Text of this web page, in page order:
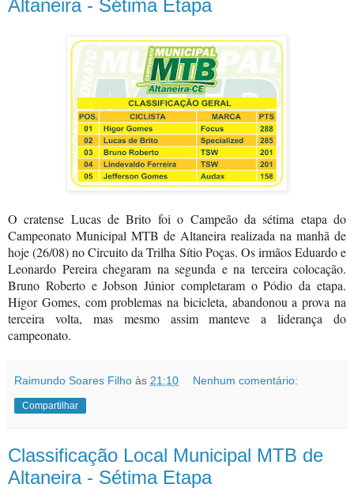
Altaneira - Sétima Etapa
O cratense Lucas de Brito foi o Campeão da sétima etapa do
Campeonato Municipal MTB de Altaneira realizada na manhã de
hoje (26/08) no Circuito da Trilha Sítio Poças. Os irmãos Eduardo e
Leonardo Pereira chegaram na segunda e na terceira colocação.
Bruno Roberto e Jobson Júnior completaram o Pódio da etapa.
Higor Gomes, com problemas na bicicleta, abandonou a prova na
terceira volta, mas mesmo assim manteve a liderança do
campeonato.
Raimundo Soares Filho às 21:10 Nenhum comentário:
Compartilhar
Classificação Local Municipal MTB de
Altaneira - Sétima Etapa